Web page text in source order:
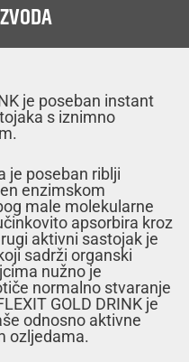
je poseban instant
s iznimno
je poseban riblji
enzimskom
male molekularne
apsorbira kroz
aktivni sastojak je
sadrži organski
nužno je
normalno stvaranje
GOLD DRINK je
odnosno aktivne
ozljedama.